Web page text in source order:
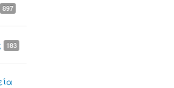
897
183